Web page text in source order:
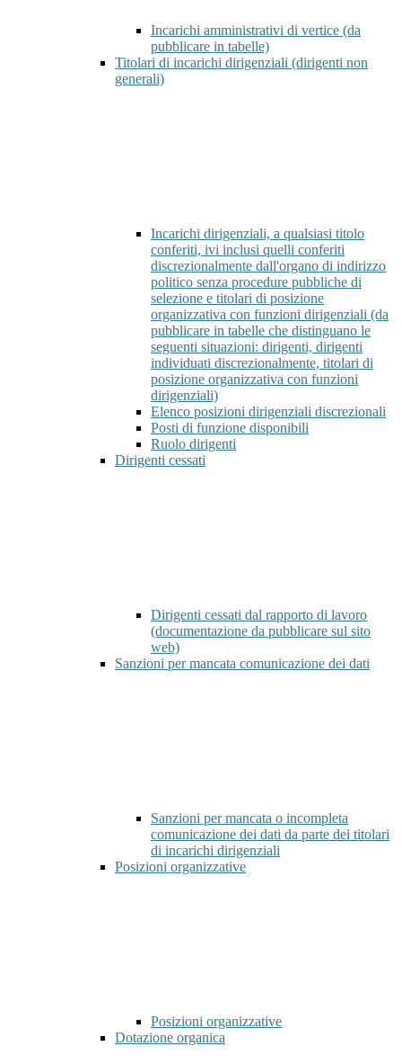
Incarichi amministrativi di vertice (da
pubblicare in tabelle)
Titolari di incarichi dirigenziali (dirigenti non
generali)
Incarichi dirigenziali, a qualsiasi titolo
conferiti, ivi inclusi quelli conferiti
discrezionalmente dall'organo di indirizzo
politico senza procedure pubbliche di
selezione e titolari di posizione
organizzativa con funzioni dirigenziali (da
pubblicare in tabelle che distinguano le
seguenti situazioni: dirigenti, dirigenti
individuati discrezionalmente, titolari di
posizione organizzativa con funzioni
dirigenziali)
Elenco posizioni dirigenziali discrezionali
Posti di funzione disponibili
Ruolo dirigenti
Dirigenti cessati
Dirigenti cessati dal rapporto di lavoro
(documentazione da pubblicare sul sito
web)
Sanzioni per mancata comunicazione dei dati
Sanzioni per mancata o incompleta
comunicazione dei dati da parte dei titolari
di incarichi dirigenziali
Posizioni organizzative
Posizioni organizzative
Dotazione organica